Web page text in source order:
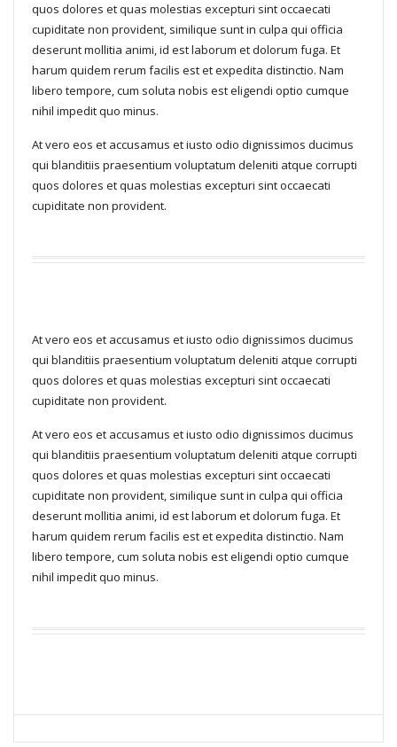
quos dolores et quas molestias excepturi sint occaecati
cupiditate non provident, similique sunt in culpa qui officia
deserunt mollitia animi, id est laborum et dolorum fuga. Et
harum quidem rerum facilis est et expedita distinctio. Nam
libero tempore, cum soluta nobis est eligendi optio cumque
nihil impedit quo minus.
At vero eos et accusamus et iusto odio dignissimos ducimus
qui blanditiis praesentium voluptatum deleniti atque corrupti
quos dolores et quas molestias excepturi sint occaecati
cupiditate non provident.
At vero eos et accusamus et iusto odio dignissimos ducimus
qui blanditiis praesentium voluptatum deleniti atque corrupti
quos dolores et quas molestias excepturi sint occaecati
cupiditate non provident.
At vero eos et accusamus et iusto odio dignissimos ducimus
qui blanditiis praesentium voluptatum deleniti atque corrupti
quos dolores et quas molestias excepturi sint occaecati
cupiditate non provident, similique sunt in culpa qui officia
deserunt mollitia animi, id est laborum et dolorum fuga. Et
harum quidem rerum facilis est et expedita distinctio. Nam
libero tempore, cum soluta nobis est eligendi optio cumque
nihil impedit quo minus.